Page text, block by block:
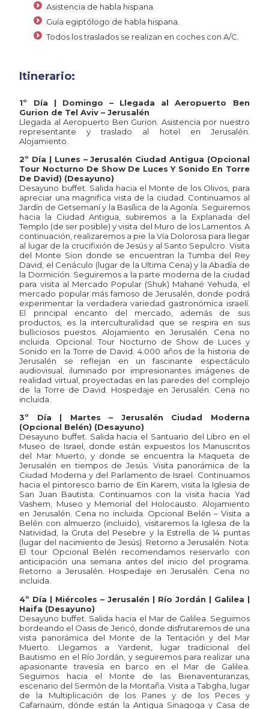
Asistencia de habla hispana.
Guía egiptólogo de habla hispana.
Todos los traslados se realizan en coches con A/C.
Itinerario:
1º Día | Domingo – Llegada al Aeropuerto Ben
Gurion de Tel Aviv – Jerusalén
Llegada al Aeropuerto Ben Gurion. Asistencia por nuestro
representante y traslado al hotel en Jerusalén.
Alojamiento.
2º Día | Lunes – Jerusalén Ciudad Antigua (Opcional
Tour Nocturno De Show De Luces Y Sonido En Torre
De David) (Desayuno)
Desayuno buffet. Salida hacia el Monte de los Olivos, para
apreciar una magnifica vista de la ciudad. Continuamos al
Jardín de Getsemaní y la Basílica de la Agonía. Seguiremos
hacia la Ciudad Antigua, subiremos a la Explanada del
Templo (de ser posible) y visita del Muro de los Lamentos. A
continuación, realizaremos a pie la Vía Dolorosa para llegar
al lugar de la crucifixión de Jesús y al Santo Sepulcro. Visita
del Monte Sion donde se encuentran la Tumba del Rey
David, el Cenáculo (lugar de la Ultima Cena) y la Abadía de
la Dormición. Seguiremos a la parte moderna de la ciudad
para visita al Mercado Popular (Shuk) Mahané Yehuda, el
mercado popular más famoso de Jerusalén, donde podrá
experimentar la verdadera variedad gastronómica israelí.
El principal encanto del mercado, además de sus
productos, es la interculturalidad que se respira en sus
bulliciosos puestos. Alojamiento en Jerusalén. Cena no
incluida. Opcional: Tour Nocturno de Show de Luces y
Sonido en la Torre de David. 4.000 años de la historia de
Jerusalén se reflejan en un fascinante espectáculo
audiovisual, iluminado por impresionantes imágenes de
realidad virtual, proyectadas en las paredes del complejo
de la Torre de David. Hospedaje en Jerusalén. Cena no
incluida.
3º Día | Martes – Jerusalén Ciudad Moderna
(Opcional Belén) (Desayuno)
Desayuno buffet. Salida hacia el Santuario del Libro en el
Museo de Israel, donde están expuestos los Manuscritos
del Mar Muerto, y donde se encuentra la Maqueta de
Jerusalén en tiempos de Jesús. Visita panorámica de la
Ciudad Moderna y del Parlamento de Israel. Continuamos
hacia el pintoresco barrio de Ein Karem, visita la Iglesia de
San Juan Bautista. Continuamos con la visita hacia Yad
Vashem, Museo y Memorial del Holocausto. Alojamiento
en Jerusalén. Cena no incluida. Opcional Belén – Visita a
Belén con almuerzo (incluido), visitaremos la Iglesia de la
Natividad, la Gruta del Pesebre y la Estrella de 14 puntas
(lugar del nacimiento de Jesús). Retorno a Jerusalén. Nota:
El tour Opcional Belén recomendamos reservarlo con
anticipación una semana antes del inicio del programa.
Retorno a Jerusalén. Hospedaje en Jerusalén. Cena no
incluida.
4º Día | Miércoles – Jerusalén | Río Jordán | Galilea |
Haifa (Desayuno)
Desayuno buffet. Salida hacia el Mar de Galilea. Seguimos
bordeando el Oasis de Jericó, donde disfrutaremos de una
vista panorámica del Monte de la Tentación y del Mar
Muerto. Llegamos a Yardenit, lugar tradicional del
Bautismo en el Río Jordán, y seguiremos para realizar una
apasionante travesía en barco en el Mar de Galilea.
Seguimos hacia el Monte de las Bienaventuranzas,
escenario del Sermón de la Montaña. Visita a Tabgha, lugar
de la Multiplicación de los Panes y de los Peces y
Cafarnaúm, dónde están la Antigua Sinagoga y Casa de